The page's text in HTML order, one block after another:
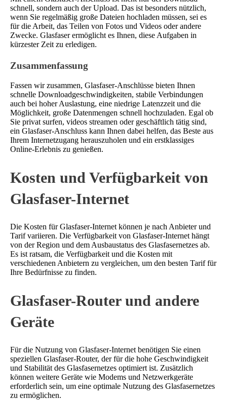
schnell, sondern auch der Upload. Das ist besonders nützlich,
wenn Sie regelmäßig große Dateien hochladen müssen, sei es
für die Arbeit, das Teilen von Fotos und Videos oder andere
Zwecke. Glasfaser ermöglicht es Ihnen, diese Aufgaben in
kürzester Zeit zu erledigen.
Zusammenfassung
Fassen wir zusammen, Glasfaser-Anschlüsse bieten Ihnen
schnelle Downloadgeschwindigkeiten, stabile Verbindungen
auch bei hoher Auslastung, eine niedrige Latenzzeit und die
Möglichkeit, große Datenmengen schnell hochzuladen. Egal ob
Sie privat surfen, videos streamen oder geschäftlich tätig sind,
ein Glasfaser-Anschluss kann Ihnen dabei helfen, das Beste aus
Ihrem Internetzugang herauszuholen und ein erstklassiges
Online-Erlebnis zu genießen.
Kosten und Verfügbarkeit von
Glasfaser-Internet
Die Kosten für Glasfaser-Internet können je nach Anbieter und
Tarif variieren. Die Verfügbarkeit von Glasfaser-Internet hängt
von der Region und dem Ausbaustatus des Glasfasernetzes ab.
Es ist ratsam, die Verfügbarkeit und die Kosten mit
verschiedenen Anbietern zu vergleichen, um den besten Tarif für
Ihre Bedürfnisse zu finden.
Glasfaser-Router und andere
Geräte
Für die Nutzung von Glasfaser-Internet benötigen Sie einen
speziellen Glasfaser-Router, der für die hohe Geschwindigkeit
und Stabilität des Glasfasernetzes optimiert ist. Zusätzlich
können weitere Geräte wie Modems und Netzwerkgeräte
erforderlich sein, um eine optimale Nutzung des Glasfasernetzes
zu ermöglichen.